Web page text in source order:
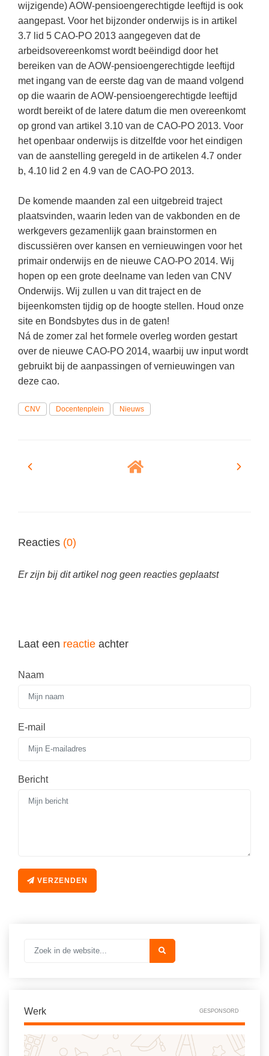
Topografie
Verkeer
Verzorging
THEMA'S
Budgetteren
De boerderij
Duurzaamheid
Eerste wereldoorlog
Evolutieleer
Feest- en Gedenkdagen
Godsdienstonderwijs
Kerstfeest
Kinderboekenweek
Kleurplaten
Mediawijsheid
Nieuws
Onderwijsprijs
Schoolreisideeën
Sprookjes
LESMATERIAAL
Beeldende Vorming
Biologie
Geld PO
Geld VO
Geschiedenis
Maatschappijleer
Sociale vaardigheden
Taalvaardigheid
Vakoverstijgend
MEER...
AI voor het onderwijs
Kruiswoordpuzzels
Onderwijslonen
Vrijeschoolonderwijs
Montessori onderwijs
Studenten laptop
Onderwijs CV
wijzigende) AOW-pensioengerechtigde leeftijd is ook
aangepast. Voor het bijzonder onderwijs is in artikel
3.7 lid 5 CAO-PO 2013 aangegeven dat de
arbeidsovereenkomst wordt beëindigd door het
bereiken van de AOW-pensioengerechtigde leeftijd
met ingang van de eerste dag van de maand volgend
op die waarin de AOW-pensioengerechtigde leeftijd
wordt bereikt of de latere datum die men overeenkomt
op grond van artikel 3.10 van de CAO-PO 2013. Voor
het openbaar onderwijs is ditzelfde voor het eindigen
van de aanstelling geregeld in de artikelen 4.7 onder
b, 4.10 lid 2 en 4.9 van de CAO-PO 2013.
De komende maanden zal een uitgebreid traject
plaatsvinden, waarin leden van de vakbonden en de
werkgevers gezamenlijk gaan brainstormen en
discussiëren over kansen en vernieuwingen voor het
primair onderwijs en de nieuwe CAO-PO 2014. Wij
hopen op een grote deelname van leden van CNV
Onderwijs. Wij zullen u van dit traject en de
bijeenkomsten tijdig op de hoogte stellen. Houd onze
site en Bondsbytes dus in de gaten!
Ná de zomer zal het formele overleg worden gestart
over de nieuwe CAO-PO 2014, waarbij uw input wordt
gebruikt bij de aanpassingen of vernieuwingen van
deze cao.
CNV Docentenplein Nieuws
Reacties (0)
Er zijn bij dit artikel nog geen reacties geplaatst
Laat een reactie achter
Naam
E-mail
Bericht
VERZENDEN
Werk GESPONSORD